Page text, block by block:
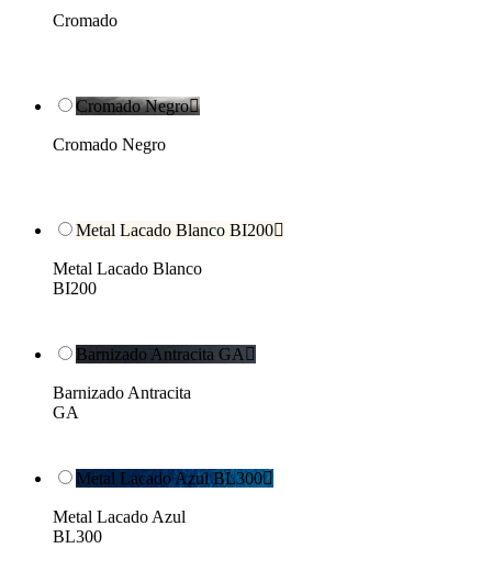
Cromado
Cromado Negro
Cromado Negro
Metal Lacado Blanco BI200
Metal Lacado Blanco
BI200
Barnizado Antracita GA 
Barnizado Antracita
GA
Metal Lacado Azul BL300
Metal Lacado Azul
BL300